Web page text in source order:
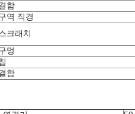
함
역 직경
크래치
멍
함